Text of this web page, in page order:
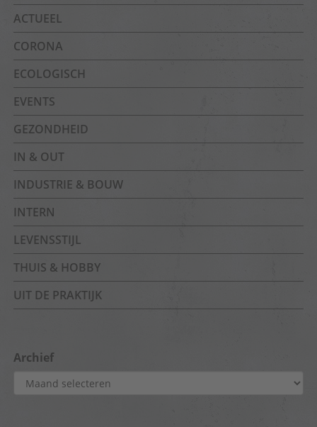
ACTUEEL
CORONA
ECOLOGISCH
EVENTS
GEZONDHEID
IN & OUT
INDUSTRIE & BOUW
INTERN
LEVENSSTIJL
THUIS & HOBBY
UIT DE PRAKTIJK
Archief
Archief